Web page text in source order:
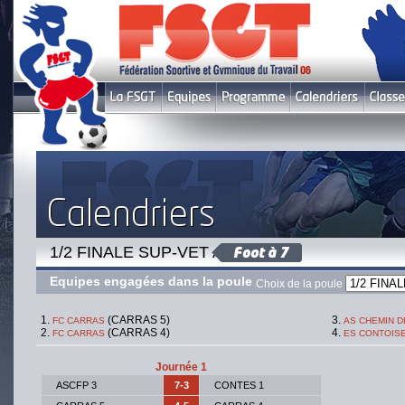
Choix de la poule
1/2 FINALE SUP-VET A
Equipes engagées dans la poule
FC CARRAS (CARRAS 5)
FC CARRAS (CARRAS 4)
AS CHEMIN
ES
Journée 1
ASCFP 3 7-3
CONTES 1